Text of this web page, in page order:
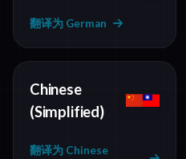
翻译为 German
Chinese
(Simplified)
翻译为 Chinese